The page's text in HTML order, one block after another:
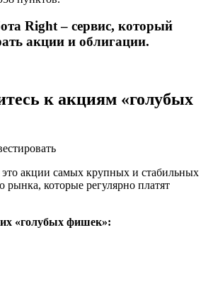
Right – сервис, который
акции и облигации.
к акциям «голубых
акции самых крупных и стабильных
рынка, которые регулярно платят
«голубых фишек»: